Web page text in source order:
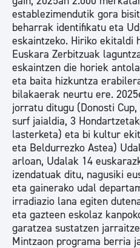
establezimendutik gora
beharrak identifikatu eta
eskaintzeko. Hiriko ekitaldi
Euskara Zerbitzuak
eskaintzen die horiek
eta baita hizkuntza
bilakaerak neurtu ere.
jorratu ditugu (Donosti
surf jaialdia, 3
lasterketa) eta bi kultur
eta Beldurrezko Astea)
arloan, Udalak 14
izendatuak ditu, nagusiki
eta gainerako udal
irradiazio lana egiten
eta gazteen eskolaz
garatzea sustatzen
Mintzaon programa berria